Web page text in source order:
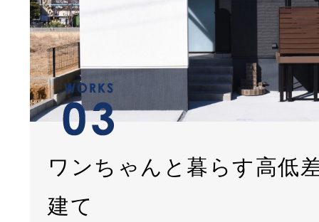
ワンちゃんと暮らす高低
建て